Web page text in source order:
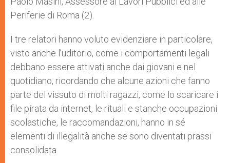
Periferie di Roma (2).
I tre relatori hanno voluto evidenziare in particolare,
visto anche l’uditorio, come i comportamenti legali
debbano essere attivati anche dai giovani e nel
quotidiano, ricordando che alcune azioni che fanno
parte del vissuto di molti ragazzi, come lo scaricare i
file pirata da internet, le rituali e stanche occupazioni
scolastiche, le raccomandazioni, hanno in sé
elementi di illegalità anche se sono diventati prassi
consolidata.